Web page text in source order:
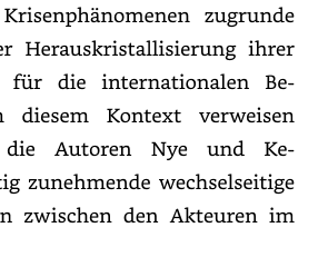
Krisenphänomenen
Herauskristallisierung ihrer
für die internationalen
diesem Kontext
die Autoren Nye Keohane
zunehmende wechselseitige
zwischen den Akteuren im